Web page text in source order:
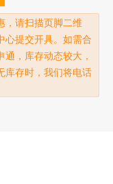
，请扫描页脚二维
心提交开具。如需合
，库存动态较大，
库存时，我们将电话